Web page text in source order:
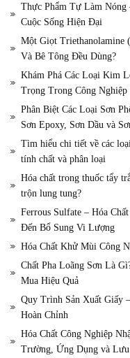
Thực Phẩm Tự Làm
Cuộc Sống Hiện Đại
Một Giọt Triethanolamine
Và Bê Tông Đều Dùng?
Khám Phá Các Loại Kim
Trọng Trong Công
Phân Biệt Các Loại Sơn
Sơn Epoxy, Sơn Dầu và
Tìm hiểu chi tiết về các
tính chất và phân loại
Hóa chất trong thuốc tẩy
trộn lung tung?
Ferrous Sulfate – Hóa
Đến Bổ Sung Vi Lượng
Hóa Chất Khử Mùi Công
Chất Pha Loãng Sơn Là
Mua Hiệu Quả
Quy Trình Sản Xuất Giấy
Hoàn Chỉnh
Hóa Chất Công Nghiệp
Trường, Ứng Dụng và